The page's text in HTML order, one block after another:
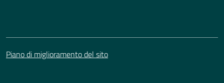
Piano di miglioramento del sito